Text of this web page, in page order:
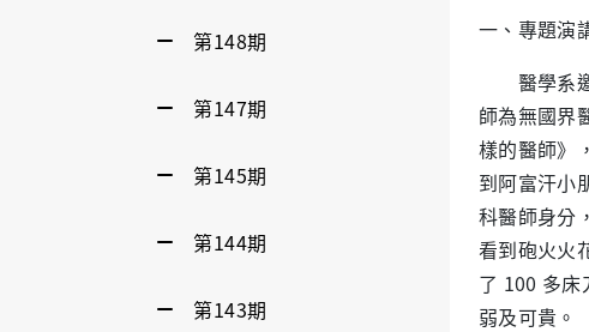
第148期
第147期
第145期
第144期
第143期
一、專題演
醫學系邀
師為無國界
樣的醫師》
到阿富汗小
科醫師身分
看到砲火火
了 100 多
弱及可貴。